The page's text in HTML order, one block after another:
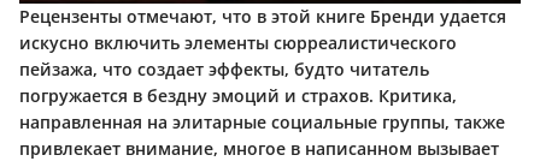
Рецензенты отмечают, что в этой книге Бренди удается
искусно включить элементы сюрреалистического
пейзажа, что создает эффекты, будто читатель
погружается в бездну эмоций и страхов. Критика,
направленная на элитарные социальные группы, также
привлекает внимание, многое в написанном вызывает